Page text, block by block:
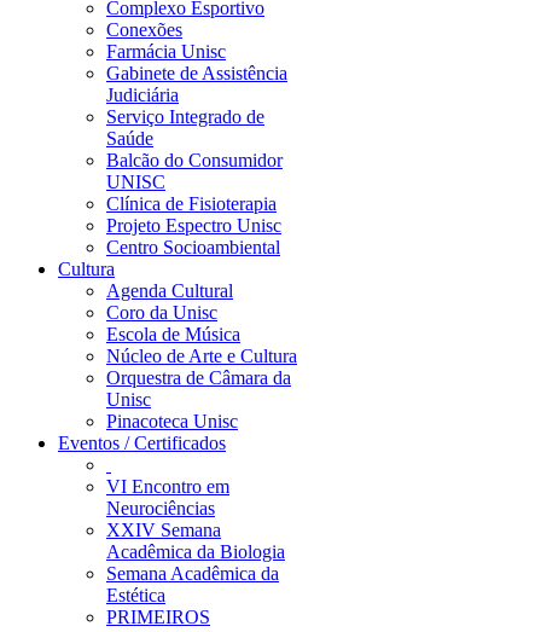
Complexo Esportivo
Conexões
Farmácia Unisc
Gabinete de Assistência
Judiciária
Serviço Integrado de
Saúde
Balcão do Consumidor
UNISC
Clínica de Fisioterapia
Projeto Espectro Unisc
Centro Socioambiental
Cultura
Agenda Cultural
Coro da Unisc
Escola de Música
Núcleo de Arte e Cultura
Orquestra de Câmara da
Unisc
Pinacoteca Unisc
Eventos / Certificados
VI Encontro em
Neurociências
XXIV Semana
Acadêmica da Biologia
Semana Acadêmica da
Estética
PRIMEIROS